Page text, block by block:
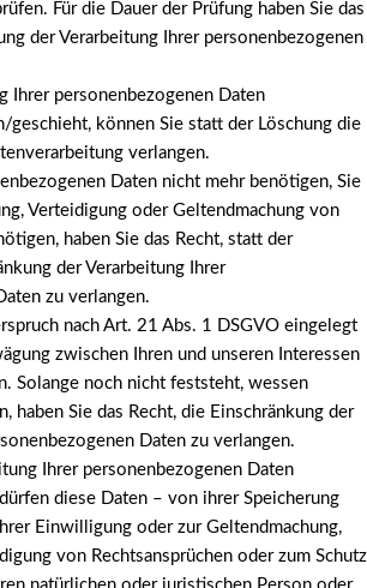
Für die Dauer der Prüfung haben Sie das
der Verarbeitung Ihrer personenbezogenen
Ihrer personenbezogenen Daten
geschieht, können Sie statt der Löschung die
verlangen.
Daten nicht mehr benötigen, Sie
Verteidigung oder Geltendmachung von
haben Sie das Recht, statt der
der Verarbeitung Ihrer
zu verlangen.
nach Art. 21 Abs. 1 DSGVO eingelegt
zwischen Ihren und unseren Interessen
Solange noch nicht feststeht, wessen
haben Sie das Recht, die Einschränkung der
Daten zu verlangen.
Ihrer personenbezogenen Daten
diese Daten – von ihrer Speicherung
Einwilligung oder zur Geltendmachung,
von Rechtsansprüchen oder zum Schutz